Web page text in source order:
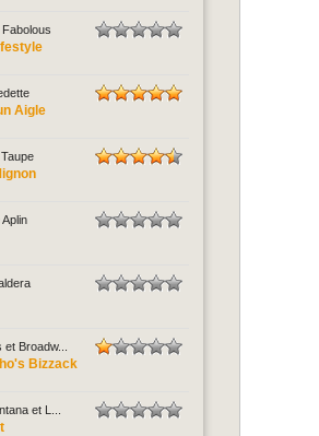
Aigle
Broadw...
Bizzack
et L...